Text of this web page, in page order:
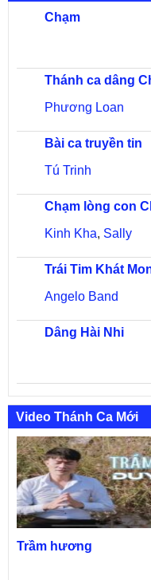
Chạm
Thánh ca dâng
Phương Loan
Bài ca truyền tin
Tú Trinh
Chạm lòng con
Kinh Kha, Sally
Trái Tim Khát
Angelo Band
Dâng Hài Nhi
Video Thánh Ca Mới
Trầm hương